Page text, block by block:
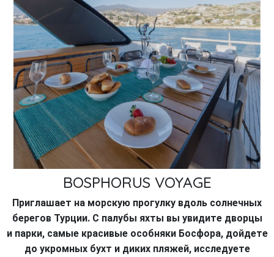
BOSPHORUS VOYAGE
Приглашает на морскую прогулку вдоль солнечных
берегов Турции. С палубы яхты вы увидите дворцы
и парки, самые красивые особняки Босфора, дойдете
до укромных бухт и диких пляжей, исследуете